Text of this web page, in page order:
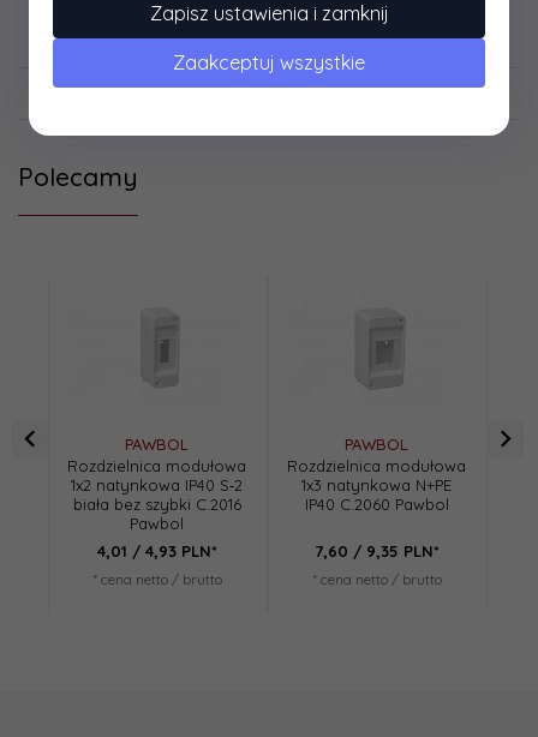
Pliki do pobrania
Opinie Klientów
Polecamy
PAWBOL
Rozdzielnica modułowa
1x2 natynkowa IP40 S‑2
biała bez szybki C.2016
Pawbol
4,01 / 4,93 PLN*
* cena netto / brutto
PAWBOL
Rozdzielnica modułowa
1x3 natynkowa N+PE
IP40 C.2060 Pawbol
7,60 / 9,35 PLN*
* cena netto / brutto
Zapisz ustawienia i zamknij
Zaakceptuj wszystkie